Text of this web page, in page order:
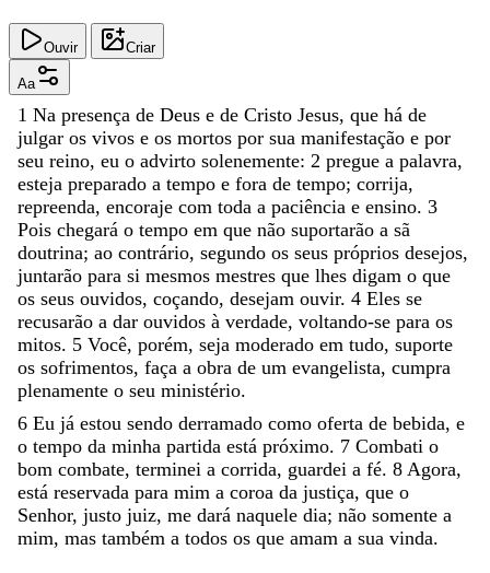
Ouvir Criar
Aa
1 Na presença de Deus e de Cristo Jesus, que há de
julgar os vivos e os mortos por sua manifestação e por
seu reino, eu o advirto solenemente: 2 pregue a palavra,
esteja preparado a tempo e fora de tempo; corrija,
repreenda, encoraje com toda a paciência e ensino. 3
Pois chegará o tempo em que não suportarão a sã
doutrina; ao contrário, segundo os seus próprios desejos,
juntarão para si mesmos mestres que lhes digam o que
os seus ouvidos, coçando, desejam ouvir. 4 Eles se
recusarão a dar ouvidos à verdade, voltando-se para os
mitos. 5 Você, porém, seja moderado em tudo, suporte
os sofrimentos, faça a obra de um evangelista, cumpra
plenamente o seu ministério.
6 Eu já estou sendo derramado como oferta de bebida, e
o tempo da minha partida está próximo. 7 Combati o
bom combate, terminei a corrida, guardei a fé. 8 Agora,
está reservada para mim a coroa da justiça, que o
Senhor, justo juiz, me dará naquele dia; não somente a
mim, mas também a todos os que amam a sua vinda.